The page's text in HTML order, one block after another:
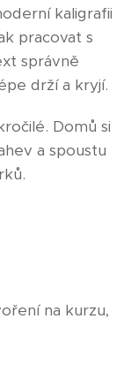
kaligrafii
pracovat s
správně
drží a kryjí.
Domů si
a spoustu
na kurzu,